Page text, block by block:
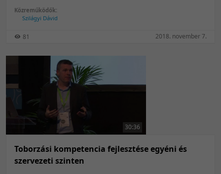
Közreműködők:
Szilágyi Dávid
81 2018. november 7.
30:36
Toborzási kompetencia fejlesztése egyéni és
szervezeti szinten